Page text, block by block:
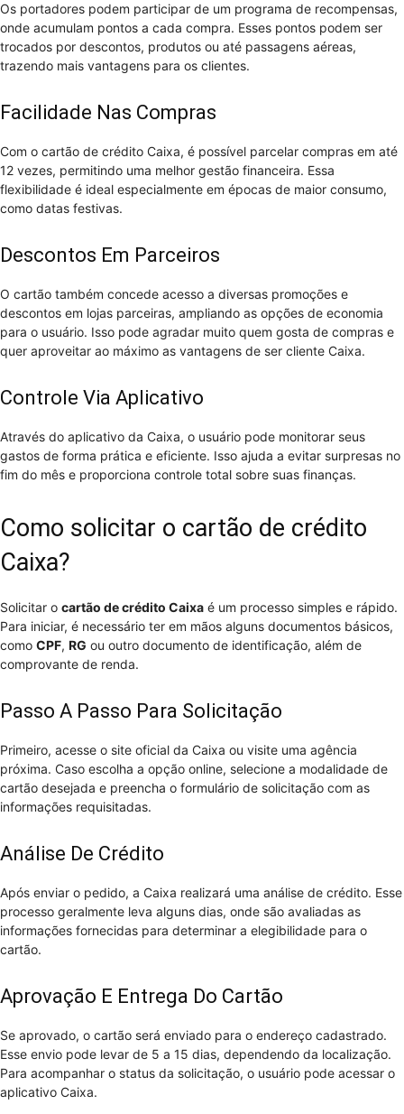
Os portadores podem participar de um programa de recompensas,
onde acumulam pontos a cada compra. Esses pontos podem ser
trocados por descontos, produtos ou até passagens aéreas,
trazendo mais vantagens para os clientes.
Facilidade Nas Compras
Com o cartão de crédito Caixa, é possível parcelar compras em até
12 vezes, permitindo uma melhor gestão financeira. Essa
flexibilidade é ideal especialmente em épocas de maior consumo,
como datas festivas.
Descontos Em Parceiros
O cartão também concede acesso a diversas promoções e
descontos em lojas parceiras, ampliando as opções de economia
para o usuário. Isso pode agradar muito quem gosta de compras e
quer aproveitar ao máximo as vantagens de ser cliente Caixa.
Controle Via Aplicativo
Através do aplicativo da Caixa, o usuário pode monitorar seus
gastos de forma prática e eficiente. Isso ajuda a evitar surpresas no
fim do mês e proporciona controle total sobre suas finanças.
Como solicitar o cartão de crédito
Caixa?
Solicitar o cartão de crédito Caixa é um processo simples e rápido.
Para iniciar, é necessário ter em mãos alguns documentos básicos,
como CPF, RG ou outro documento de identificação, além de
comprovante de renda.
Passo A Passo Para Solicitação
Primeiro, acesse o site oficial da Caixa ou visite uma agência
próxima. Caso escolha a opção online, selecione a modalidade de
cartão desejada e preencha o formulário de solicitação com as
informações requisitadas.
Análise De Crédito
Após enviar o pedido, a Caixa realizará uma análise de crédito. Esse
processo geralmente leva alguns dias, onde são avaliadas as
informações fornecidas para determinar a elegibilidade para o
cartão.
Aprovação E Entrega Do Cartão
Se aprovado, o cartão será enviado para o endereço cadastrado.
Esse envio pode levar de 5 a 15 dias, dependendo da localização.
Para acompanhar o status da solicitação, o usuário pode acessar o
aplicativo Caixa.